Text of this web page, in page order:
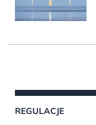
REGULACJE